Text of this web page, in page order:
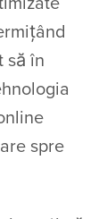
să în
spre